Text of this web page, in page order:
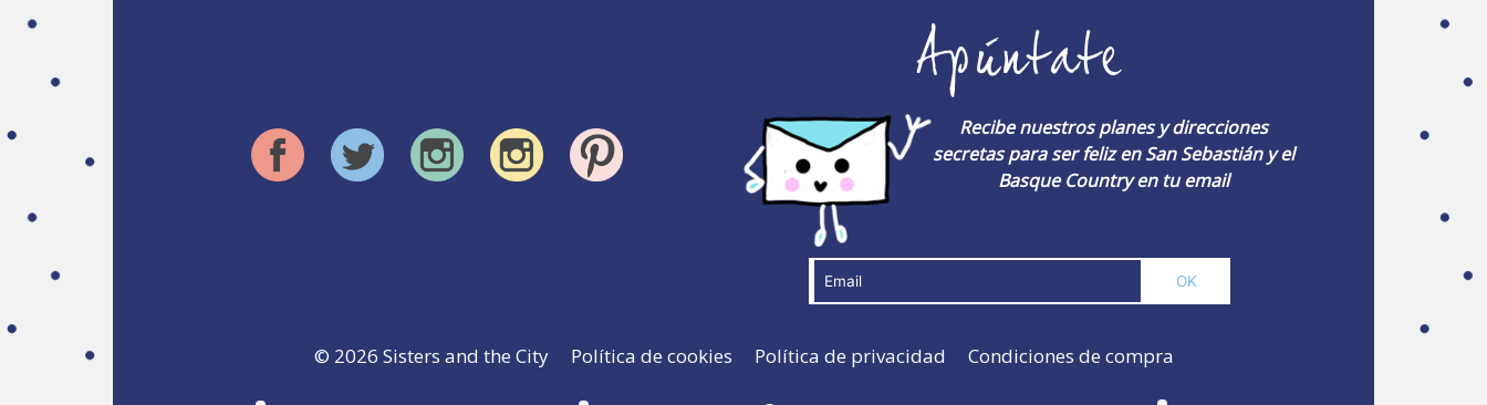
Apúntate
Recibe nuestros planes y direcciones
secretas para ser feliz en San Sebastián y el
Basque Country en tu email
© 2026 Sisters and the City Política de cookies Política de privacidad Condiciones de compra